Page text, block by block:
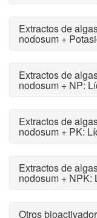
Extractos de
nodosum +
Extractos de
nodosum + NP:
Extractos de
nodosum + PK:
Extractos de
nodosum + NPK:
Otros